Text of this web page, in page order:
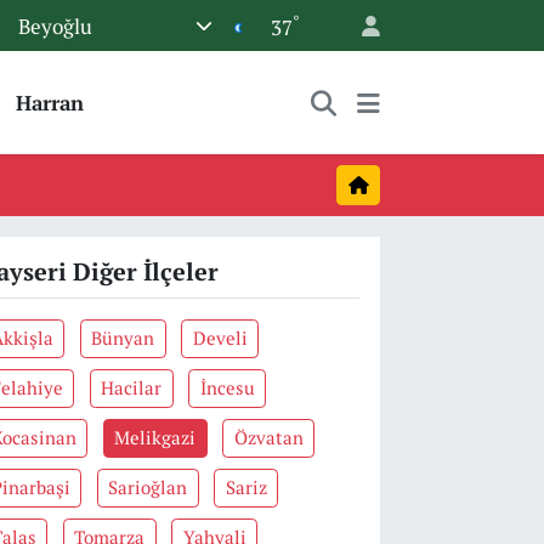
Beyoğlu 37°
Harran
Diğer İlçeler
Bünyan Develi
Hacilar İncesu
Melikgazi Özvatan
Sarioğlan Sariz
Tomarza Yahyali